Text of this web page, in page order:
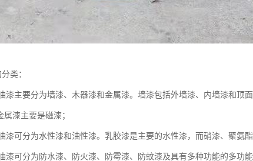
类：
漆主要分为墙漆、木器漆和金属漆。墙漆包括外墙漆、内墙漆和顶
漆主要是磁漆；
漆可分为水性漆和油性漆。乳胶漆是主要的水性漆，而硝漆、聚氨酯
漆可分为防水漆、防火漆、防霉漆、防蚊漆及具有多种功能的多功能